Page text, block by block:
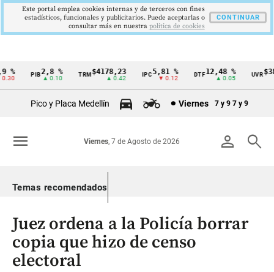
Cintillo
Colombia
PIB2,8 %
▲ 0.10
TRM$4178,23
▲ 0.42
5,81 %
▼ 0.12
DTF12,48 %
▲ 0.05
UVR
Pico y Placa Medellín Viernes 7 y 9 7 y 9
person search
Viernes, 7 de Agosto de 2026
menu
Temas recomendados
Juez ordena a la Policía borrar
copia que hizo de censo
electoral
Este portal emplea cookies internas y de terceros con fines
estadísticos, funcionales y publicitarios. Puede aceptarlas o
consultar más en nuestra politica de cookies
CONTINUAR